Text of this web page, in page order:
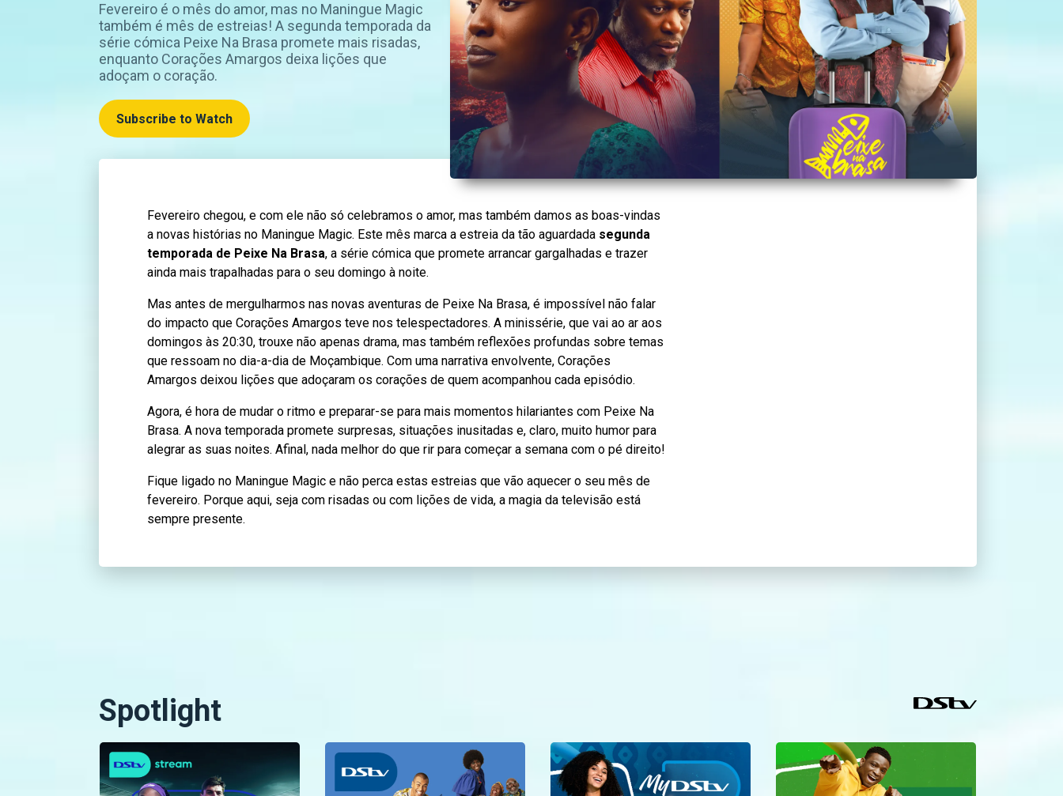
Fevereiro é o mês do amor, mas no Maningue Magic
também é mês de estreias! A segunda temporada da
série cómica Peixe Na Brasa promete mais risadas,
enquanto Corações Amargos deixa lições que
adoçam o coração.
Subscribe to Watch
Fevereiro chegou, e com ele não só celebramos o amor, mas também damos as boas-vindas
a novas histórias no Maningue Magic. Este mês marca a estreia da tão aguardada segunda
temporada de Peixe Na Brasa, a série cómica que promete arrancar gargalhadas e trazer
ainda mais trapalhadas para o seu domingo à noite.
Mas antes de mergulharmos nas novas aventuras de Peixe Na Brasa, é impossível não falar
do impacto que Corações Amargos teve nos telespectadores. A minissérie, que vai ao ar aos
domingos às 20:30, trouxe não apenas drama, mas também reflexões profundas sobre temas
que ressoam no dia-a-dia de Moçambique. Com uma narrativa envolvente, Corações
Amargos deixou lições que adoçaram os corações de quem acompanhou cada episódio.
Agora, é hora de mudar o ritmo e preparar-se para mais momentos hilariantes com Peixe Na
Brasa. A nova temporada promete surpresas, situações inusitadas e, claro, muito humor para
alegrar as suas noites. Afinal, nada melhor do que rir para começar a semana com o pé direito!
Fique ligado no Maningue Magic e não perca estas estreias que vão aquecer o seu mês de
fevereiro. Porque aqui, seja com risadas ou com lições de vida, a magia da televisão está
sempre presente.
Spotlight